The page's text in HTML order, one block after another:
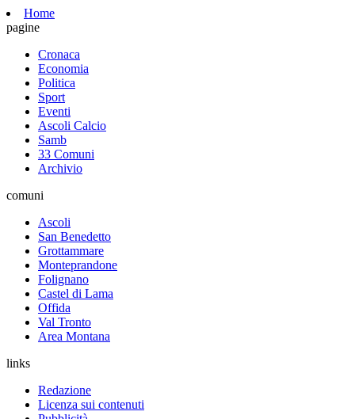
Home
pagine
Cronaca
Economia
Politica
Sport
Eventi
Ascoli Calcio
Samb
33 Comuni
Archivio
comuni
Ascoli
San Benedetto
Grottammare
Monteprandone
Folignano
Castel di Lama
Offida
Val Tronto
Area Montana
links
Redazione
Licenza sui contenuti